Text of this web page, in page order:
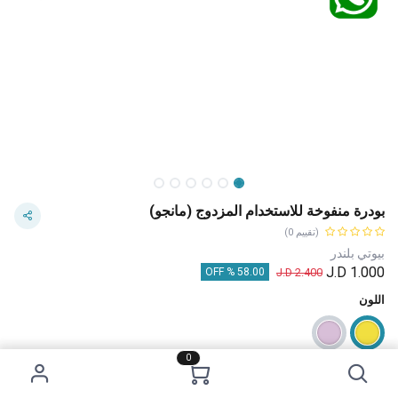
0
بودرة منفوخة للاستخدام المزدوج (مانجو)
(تقييم 0)
بيوتي بلندر
1.000
2.400
J.D
58.00 % OFF
اللون